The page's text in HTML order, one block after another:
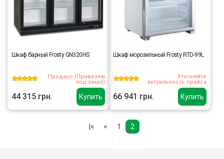
Купить
Шкаф барный Frosty GN320HS
Продано (Привезем
под заказ)
44 315 грн. Купить
Шкаф морозильный Frosty RTD-99L
Уточняйте
актуальность прайса
66 941 грн.
|< < 1 2